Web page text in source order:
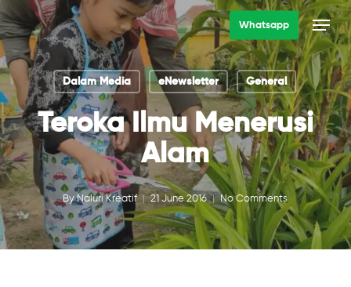
Skip
to
main
content
Whatsapp
Menu
Dalam Media eNewsletter General
Teroka Ilmu Menerusi
Alam
By Naluri Kreatif 21 June 2016 No Comments